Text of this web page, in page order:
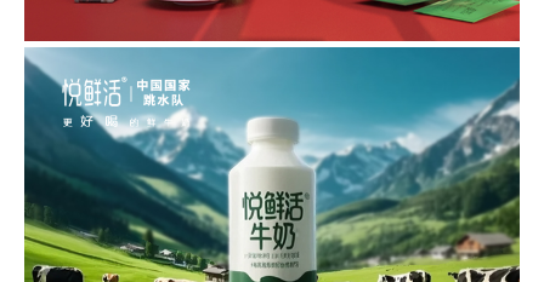
品牌策划/品牌形象设计/品牌包装设计